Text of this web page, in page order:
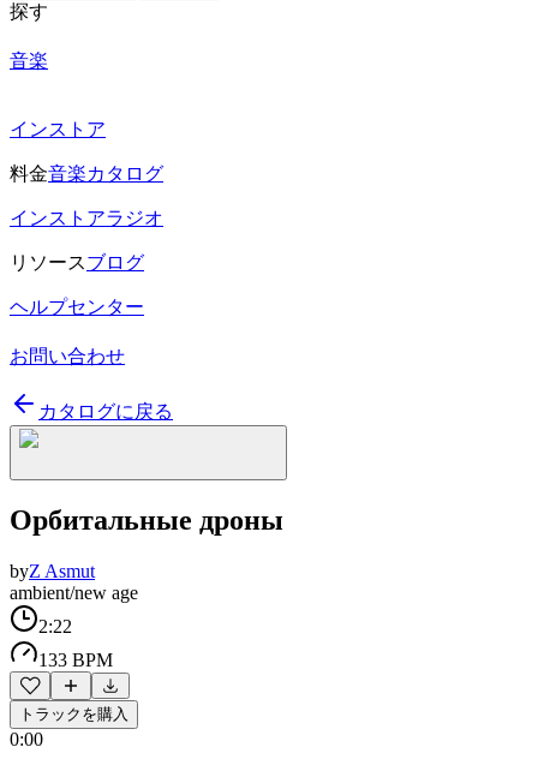
探す
音楽
インストア
料金音楽カタログ
インストアラジオ
リソースブログ
ヘルプセンター
お問い合わせ
カタログに戻る
Орбитальные дроны
byZ Asmut
ambient/new age
2:22
133 BPM
トラックを購入
0:00